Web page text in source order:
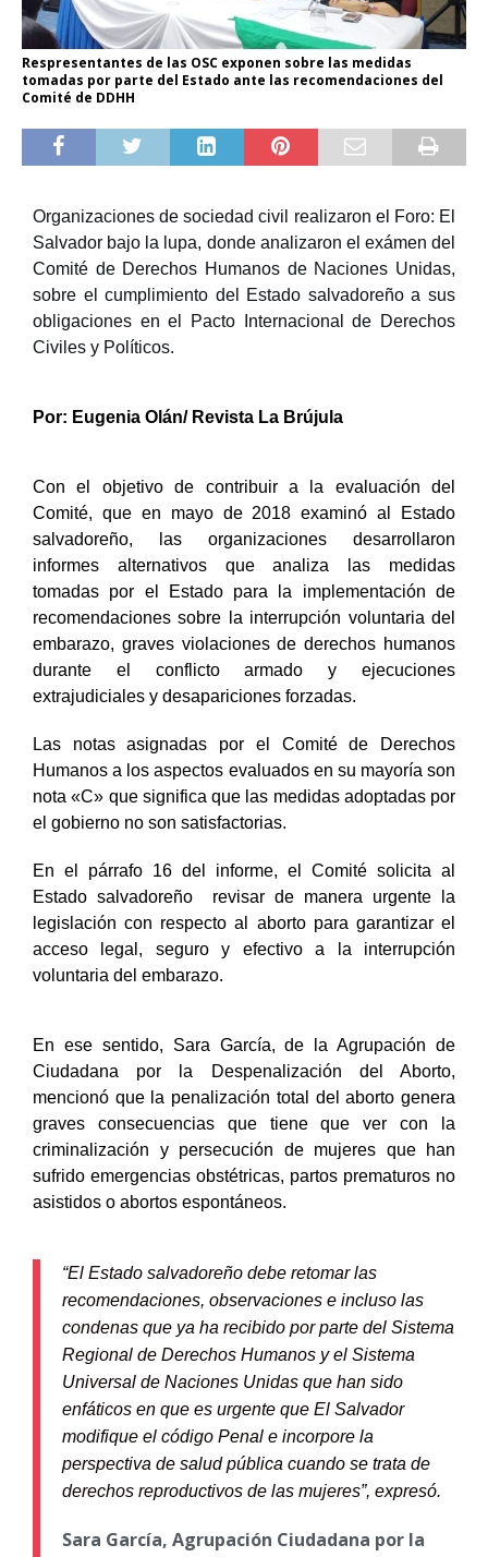
Respresentantes de las OSC exponen sobre las medidas
tomadas por parte del Estado ante las recomendaciones del
Comité de DDHH
Organizaciones de sociedad civil realizaron el Foro: El
Salvador bajo la lupa, donde analizaron el exámen del
Comité de Derechos Humanos de Naciones Unidas,
sobre el cumplimiento del Estado salvadoreño a sus
obligaciones en el Pacto Internacional de Derechos
Civiles y Políticos.
Por: Eugenia Olán/ Revista La Brújula
Con el objetivo de contribuir a la evaluación del
Comité, que en mayo de 2018 examinó al Estado
salvadoreño, las organizaciones desarrollaron
informes alternativos que analiza las medidas
tomadas por el Estado para la implementación de
recomendaciones sobre la interrupción voluntaria del
embarazo, graves violaciones de derechos humanos
durante el conflicto armado y ejecuciones
extrajudiciales y desapariciones forzadas.
Las notas asignadas por el Comité de Derechos
Humanos a los aspectos evaluados en su mayoría son
nota «C» que significa que las medidas adoptadas por
el gobierno no son satisfactorias.
En el párrafo 16 del informe, el Comité solicita al
Estado salvadoreño revisar de manera urgente la
legislación con respecto al aborto para garantizar el
acceso legal, seguro y efectivo a la interrupción
voluntaria del embarazo.
En ese sentido, Sara García, de la Agrupación de
Ciudadana por la Despenalización del Aborto,
mencionó que la penalización total del aborto genera
graves consecuencias que tiene que ver con la
criminalización y persecución de mujeres que han
sufrido emergencias obstétricas, partos prematuros no
asistidos o abortos espontáneos.
“El Estado salvadoreño debe retomar las
recomendaciones, observaciones e incluso las
condenas que ya ha recibido por parte del Sistema
Regional de Derechos Humanos y el Sistema
Universal de Naciones Unidas que han sido
enfáticos en que es urgente que El Salvador
modifique el código Penal e incorpore la
perspectiva de salud pública cuando se trata de
derechos reproductivos de las mujeres”, expresó.
Sara García, Agrupación Ciudadana por la